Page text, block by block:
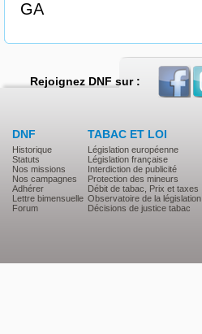
GA
Rejoignez DNF sur :
DNF
Historique
Statuts
Nos missions
Nos campagnes
Adhérer
Lettre bimensuelle
Forum
TABAC ET LOI
Législation européenne
Législation française
Interdiction de publicité
Protection des mineurs
Débit de tabac, Prix et taxes
Observatoire de la législation
Décisions de justice tabac